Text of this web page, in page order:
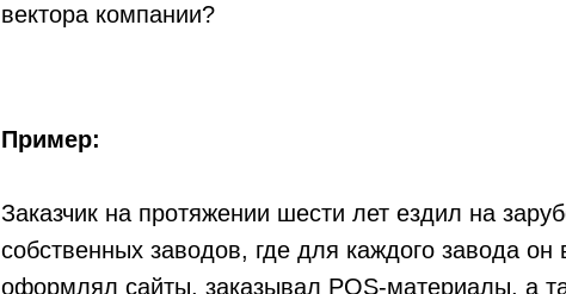
вектора компании?
Пример:
Заказчик на протяжении шести лет ездил на
собственных заводов, где для каждого завода
оформлял сайты, заказывал POS-материалы, а